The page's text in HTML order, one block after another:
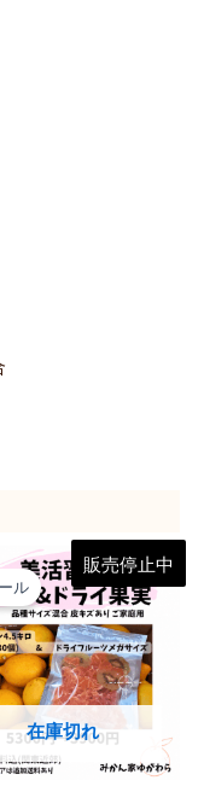
販売停止中
在庫切れ
ル
元
の
価
格
は
¥5,300
で
し
た。
現
在
の
価
格
は
¥3,900
で
す。